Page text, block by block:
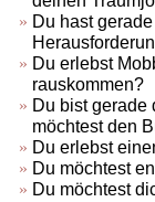
Du hast
Du erlebst
rauskommen?
Du bist gerade
möchtest den
Du erlebst
Du möchtest
Du möchtest